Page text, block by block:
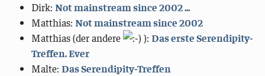
Dirk:Not mainstream since 2002 ...
Matthias:Not mainstream since 2002
Matthias (der andere
):Das erste Serendipity-
Treffen. Ever
Malte:Das Serendipity-Treffen